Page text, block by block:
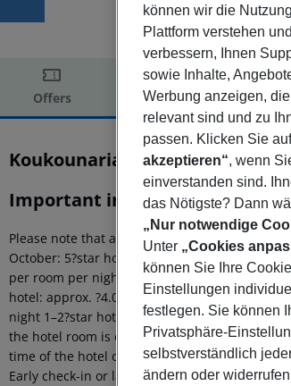
Offers Offer description
Offer description
Koukounaria Hotel & Suites
4
Important info
Please note that a climate tax is charged in
October: 5?star hotel: approx. ?15.00 per room
per room per night
1–2?star hotel: approx.
hotel: approx. ?4.00 per room per night4?star
night 1–2?star hotel: approx. ?0.50 per room
the hotel room is only available on the day of
time of the hotel on the day of departure
Early check-in or late check-out can be
können wir die
Plattform verstehen und
verbessern, Ihnen
sowie Inhalte,
Werbung anzeigen,
relevant sind und zu
passen. Klicken Sie
akzeptieren“, wenn
einverstanden sind.
das Nötigste? Dann
„Nur notwendige
Unter „Cookies
können Sie Ihre
Einstellungen individuell
festlegen. Sie können
Privatsphäre-
selbstverständlich
ändern oder